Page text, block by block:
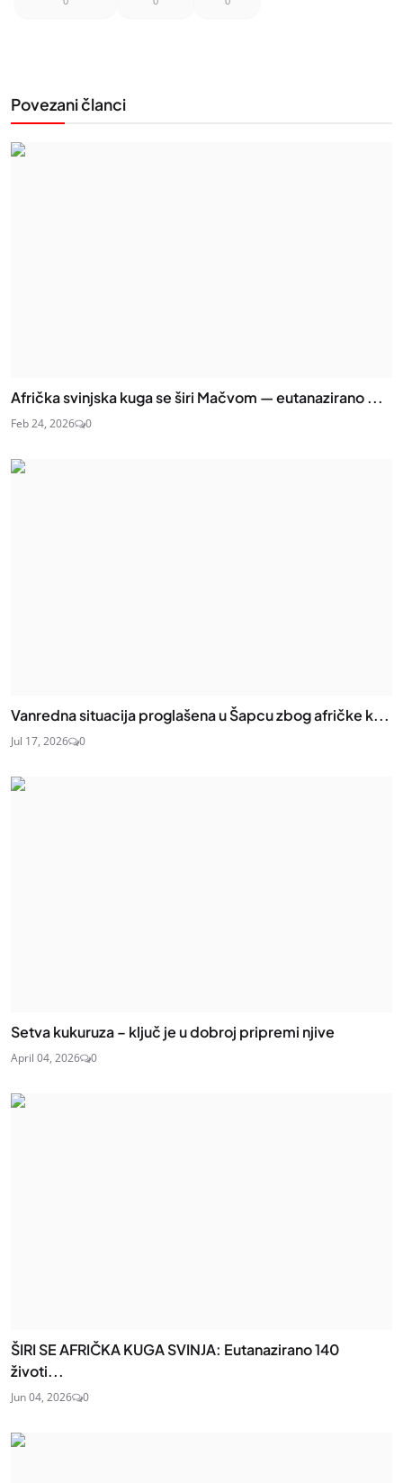
Povezani članci
Afrička svinjska kuga se širi Mačvom — eutanazirano ...
Feb 24, 2026 0
Vanredna situacija proglašena u Šapcu zbog afričke k...
Jul 17, 2026 0
Setva kukuruza – ključ je u dobroj pripremi njive
April 04, 2026 0
ŠIRI SE AFRIČKA KUGA SVINJA: Eutanazirano 140
životi...
Jun 04, 2026 0